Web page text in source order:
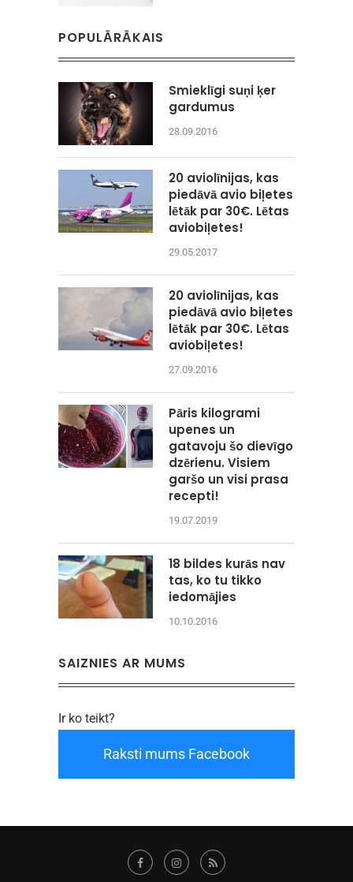
POPULĀRĀKAIS
Smieklīgi suņi ķer
gardumus
28.09.2016
20 aviolīnijas, kas
piedāvā avio biļetes
lētāk par 30€. Lētas
aviobiļetes!
29.05.2017
20 aviolīnijas, kas
piedāvā avio biļetes
lētāk par 30€. Lētas
aviobiļetes!
27.09.2016
Pāris kilogrami
upenes un
gatavoju šo dievīgo
dzērienu. Visiem
garšo un visi prasa
recepti!
19.07.2019
18 bildes kurās nav
tas, ko tu tikko
iedomājies
10.10.2016
SAIZNIES AR MUMS
Ir ko teikt?
Raksti mums Facebook